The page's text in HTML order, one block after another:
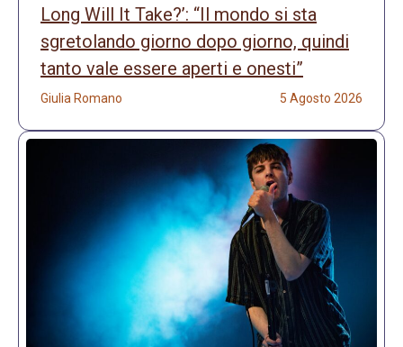
Long Will It Take?’: “Il mondo si sta
sgretolando giorno dopo giorno, quindi
tanto vale essere aperti e onesti”
Giulia Romano 5 Agosto 2026